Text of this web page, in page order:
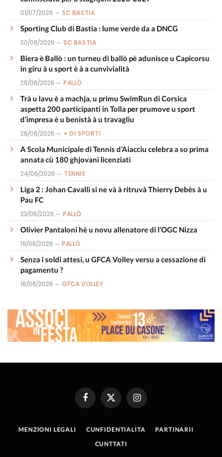
01/07/2026 SC BASTIA
Sporting Club di Bastia : lume verde da a DNCG
30/06/2026 SC BASTIA
Biera è Ballò : un turneu di ballò pè adunisce u Capicorsu
in giru à u sport è à a cunvivialità
26/06/2026 PALLÒ
Trà u lavu è a machja, u primu SwimRun di Corsica
aspetta 200 participanti in Tolla per prumove u sport
d’impresa è u benistà à u travagliu
26/06/2026 + DI SPORTI
A Scola Municipale di Tennis d’Aiacciu celebra a so prima
annata cù 180 ghjovani licenziati
24/06/2026 TENNIS
Liga 2 : Johan Cavalli si ne và à ritruvà Thierry Debès à u
Pau FC
23/06/2026 PALLÒ
Olivier Pantaloni hè u novu allenatore di l’OGC Nizza
19/06/2026 PALLÒ
Senza i soldi attesi, u GFCA Volley versu a cessazione di
pagamentu ?
16/06/2026 GFCA VOLLEY
FacebookX
Instagram
MENZIONI LEGALI CUNFIDENTIALITA
PARTINARII
CUNTTATI